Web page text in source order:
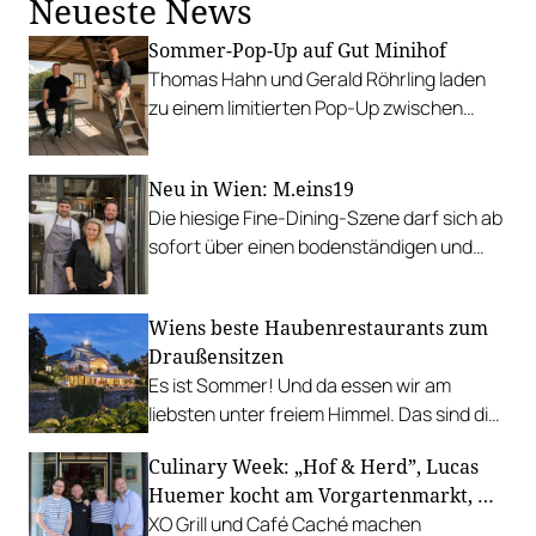
Neueste News
Sommer-Pop-Up auf Gut Minihof
Thomas Hahn und Gerald Röhrling laden
zu einem limitierten Pop-Up zwischen
Neu in Wien: M.eins19
Die hiesige Fine-Dining-Szene darf sich ab
sofort über einen bodenständigen und
Wiens beste Haubenrestaurants zum
Draußensitzen
Es ist Sommer! Und da essen wir am
liebsten unter freiem Himmel. Das sind die
Gastgarten.
Culinary Week: „Hof & Herd”, Lucas
Huemer kocht am Vorgartenmarkt, …
XO Grill und Café Caché machen